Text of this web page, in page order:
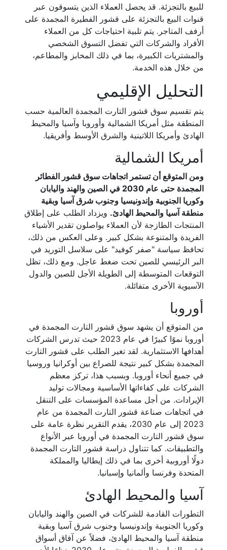
للبيع بالتجزئة. قد يحصل العملاء الذين يتسوقون عبر
قنوات البيع بالتجزئة على قشور الفطيرة المجمدة على
أرفف المتاجر. يتم تلبية احتياجات كل من العملاء
الأفراد والشركات التي تفضل التسوق الشخصي
والمشتريات الكبيرة، بما في ذلك المخابز والمطاعم،
من خلال هذه الخدمة.
التحليل الإقليمي
يتم تقسيم سوق قشور التارت المجمدة العالمية حسب
المنطقة مثل أمريكا الشمالية وأوروبا وآسيا والمحيط
الهادئ وأمريكا اللاتينية والشرق الأوسط وأفريقيا.
أمريكا الشمالية
ومن المتوقع أن تستمر اتجاهات سوق قشور الفطائر
المجمدة حتى عام 2030 في الصين والهند واليابان
وكوريا الجنوبية وإندونيسيا وجنوب شرق آسيا وبقية
منطقة آسيا والمحيط الهادئ. ويزداد الطلب على إطلاق
المنتجات الطازجة لأن العملاء يواصلون تقدير الأشياء
الفريدة والمتنوعة بشكل كبير. وعلى العكس من ذلك،
تحافظ سياسة "صفر كوفيد" على سلاسل التوريد في
البر الرئيسي للصين تحت ضغط عاجل. ومع ذلك، تظل
التوقعات المتوسطة إلى الطويلة الأجل للصين والدول
الآسيوية الأخرى متفائلة.
أوروبا
من المتوقع أن يشهد سوق قشور التارت المجمدة في
أوروبا نموًا كبيرًا في عام 2023 حيث تدرس الشركات
أهدافها الاستثمارية. لقد تغير الطلب على قشور التارت
المجمدة بشكل كبير نتيجة للصراع بين أوكرانيا وروسيا
في جميع أنحاء أوروبا. وبسبب هذا، تركز معظم
الشركات على كفاءاتها الأساسية ومجالات توليد
الإيرادات. من أجل مساعدة المؤسسات على التنقل
في اتجاهات صناعة قشور التارت المجمدة من عام
2023 إلى عام 2030، يقدم التقرير نظرة عامة على
سوق قشور التارت المجمدة في أوروبا عبر الأنواع
والتطبيقات. كما تتناول دراسة قشور التارت المجمدة
دولًا أوروبية أخرى بما في ذلك إيطاليا والمملكة
المتحدة وفرنسا وألمانيا وإسبانيا.
آسيا والمحيط الهادئ
التطورات القادمة للشركات في الصين والهند واليابان
وكوريا الجنوبية وإندونيسيا وجنوب شرق آسيا وبقية
منطقة آسيا والمحيط الهادئ، فضلاً عن آفاق أسواق